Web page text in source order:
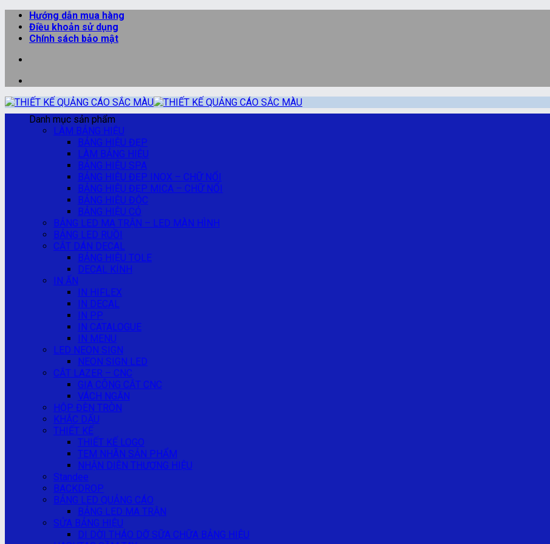
qua
Hướng dẫn mua hàng
Điều khoản sử dụng
Chính sách bảo mật
Danh mục sản phẩm
LÀM BẢNG HIỆU
BẢNG HIỆU ĐẸP
LÀM BẢNG HIỆU
BẢNG HIỆU SPA
BẢNG HIỆU ĐẸP INOX – CHỮ NỔI
BẢNG HIỆU ĐẸP MICA – CHỮ NỔI
BẢNG HIỆU ĐỘC
BẢNG HIỆU CỎ
BẢNG LED MA TRẬN – LED MÀN HÌNH
BẢNG LED RUỒI
CẮT DÁN DECAL
BẢNG HIỆU TOLE
DECAL KÍNH
IN ẤN
IN HIFLEX
IN DECAL
IN PP
IN CATALOGUE
IN MENU
LED NEON SIGN
NEON SIGN LED
CẮT LAZER – CNC
GIA CÔNG CẮT CNC
VÁCH NGĂN
HỘP ĐÈN TRÒN
KHẮC DẤU
THIẾT KẾ
THIẾT KẾ LOGO
TEM NHÃN SẢN PHẨM
NHẬN DIỆN THƯƠNG HIỆU
Standee
BACKDROP
BẢNG LED QUẢNG CÁO
BẢNG LED MA TRẬN
SỬA BẢNG HIỆU
DI DỜI THÁO DỠ SỮA CHỮA BẢNG HIỆU